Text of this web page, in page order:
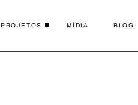
PROJETOS MÍDIA BLOG